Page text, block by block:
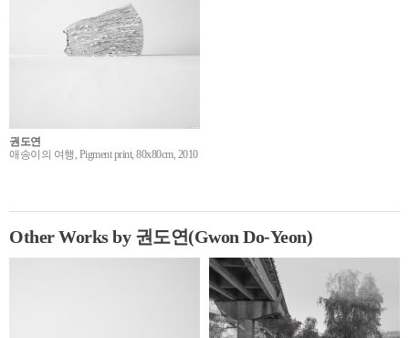
권도연
애송이의 여행, Pigment print, 80x80cm, 2010
Other Works by 권도연(Gwon Do-Yeon)